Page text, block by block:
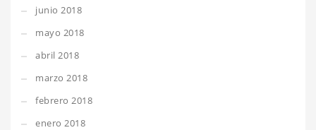
junio 2018
mayo 2018
abril 2018
marzo 2018
febrero 2018
enero 2018